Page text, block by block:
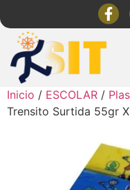
Inicio / ESCOLAR /
Trensito Surtida 55gr